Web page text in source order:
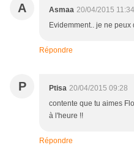
A Asmaa 20/04/2015 11:34
Evidemment.. je ne peux
Répondre
P Ptisa 20/04/2015 09:28
contente que tu aimes
à l'heure !!
Répondre